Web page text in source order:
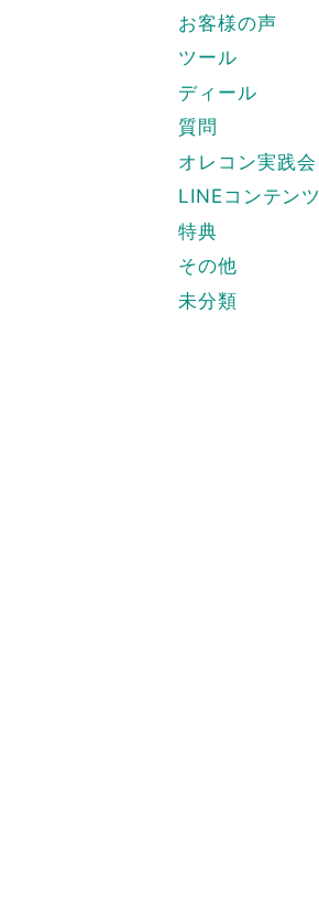
お客様の声
ツール
ディール
質問
オレコン実践会
LINEコンテンツ
特典
その他
未分類